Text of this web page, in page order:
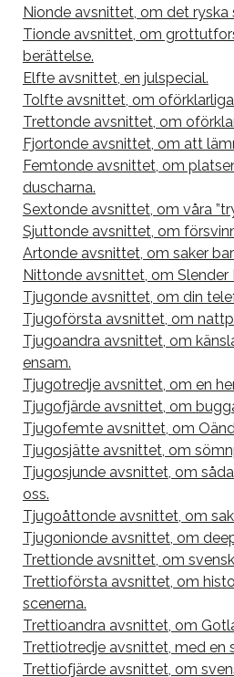
Nionde avsnittet, om det ryska
Tionde avsnittet, om
berättelse.
Elfte avsnittet, en julspecial.
Tolfte avsnittet, om
Trettonde avsnittet, om
Fjortonde avsnittet, om att
Femtonde avsnittet, om
duscharna.
Sextonde avsnittet, om våra
Sjuttonde avsnittet, om
Artonde avsnittet, om saker
Nittonde avsnittet, om Slender
Tjugonde avsnittet, om din
Tjugoförsta avsnittet, om
Tjugoandra avsnittet, om
ensam.
Tjugotredje avsnittet, om en
Tjugofjärde avsnittet, om
Tjugofemte avsnittet, om
Tjugosjätte avsnittet, om
Tjugosjunde avsnittet, om
oss.
Tjugoåttonde avsnittet, om
Tjugonionde avsnittet, om
Trettionde avsnittet, om
Trettioförsta avsnittet, om
scenerna.
Trettioandra avsnittet, om
Trettiotredje avsnittet, med en
Trettiofjärde avsnittet, om